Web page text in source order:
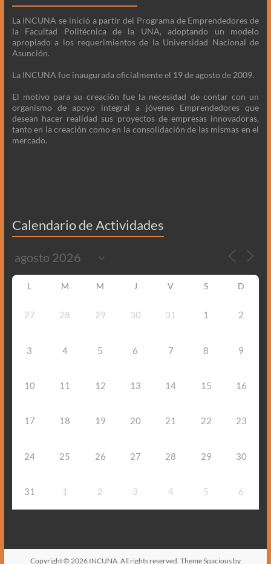
La INCUNA se inició a partir del Programa de Emprendedores de
la Facultad Politécnica de la UNA, adoptando un modelo
apropiado a los requerimientos de la Universidad Nacional de
Asunción.
La INCUNA fue inaugurada oficialmente el 19 de agosto de 2009.
El motivo para su creación fue la necesidad de contar con un
organismo de apoyo integral a jóvenes Emprendedores que
desean hacer realidad sus proyectos de empresas innovadoras,
tanto en la creación como en la consolidación de las mismas en el
mercado.
Calendario de Actividades
L M M J V S D
27 28 29 30 31 1 2
3 4 5 6 7 8 9
10 11 12 13 14 15 16
17 18 19 20 21 22 23
24 25 26 27 28 29 30
31 1 2 3 4 5 6
Copyright © 2026 INCUNA. All rights reserved. ThemeSpaciousby